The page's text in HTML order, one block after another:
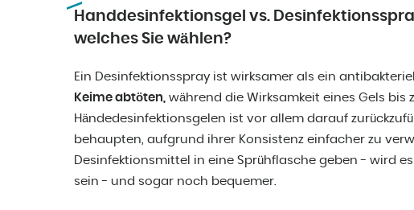
Handdesinfektionsgel vs.
welches Sie wählen?
Ein Desinfektionsspray ist wirksamer als ein
Keime abtöten, während die Wirksamkeit eines Gels bis
Händedesinfektionsgelen ist vor allem darauf
behaupten, aufgrund ihrer Konsistenz einfacher zu
Desinfektionsmittel in eine Sprühflasche geben - wird
sein - und sogar noch bequemer.